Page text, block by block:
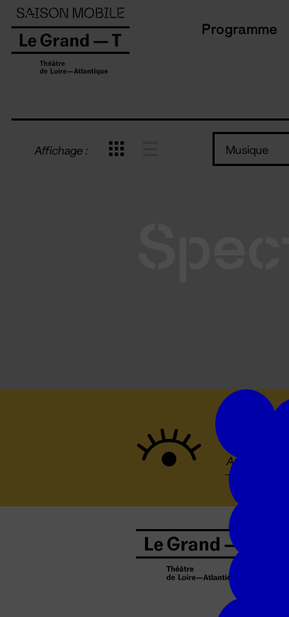
Programme
Affichage : Musique
Panneau de gestion des cookies